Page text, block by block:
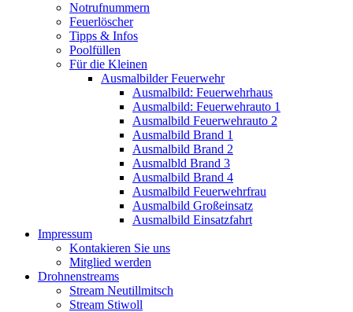
Notrufnummern
Feuerlöscher
Tipps & Infos
Poolfüllen
Für die Kleinen
Ausmalbilder Feuerwehr
Ausmalbild: Feuerwehrhaus
Ausmalbild: Feuerwehrauto 1
Ausmalbild Feuerwehrauto 2
Ausmalbild Brand 1
Ausmalbild Brand 2
Ausmalbld Brand 3
Ausmalbild Brand 4
Ausmalbild Feuerwehrfrau
Ausmalbild Großeinsatz
Ausmalbild Einsatzfahrt
Impressum
Kontakieren Sie uns
Mitglied werden
Drohnenstreams
Stream Neutillmitsch
Stream Stiwoll